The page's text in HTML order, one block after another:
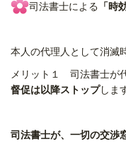
司法書士による 「時
本人の代理人として消滅
メリット１
司法書士が
督促は以降ストップしま
司法書士が、一切の交渉